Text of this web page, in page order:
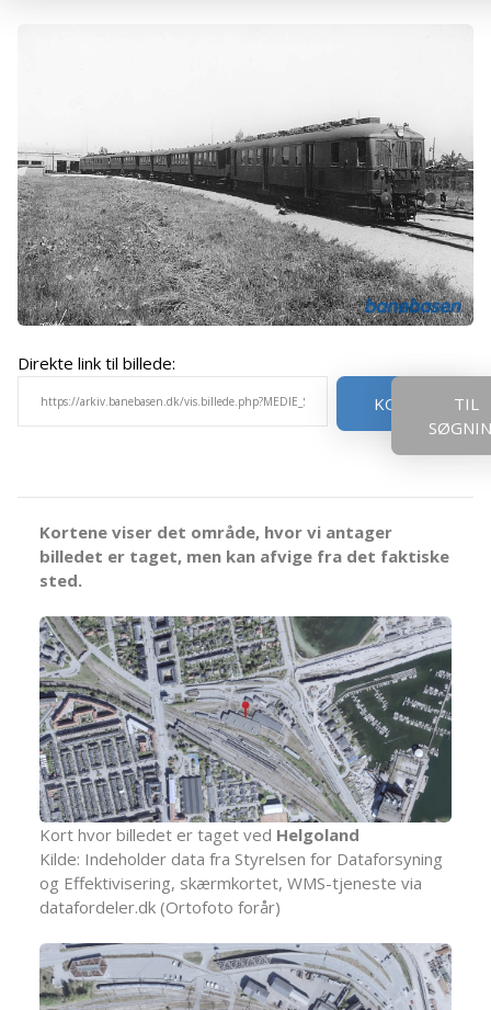
Direkte link til billede:
KOPIER
TIL
Kortene viser det område, hvor vi antager
billedet er taget, men kan afvige fra det faktiske
sted.
Kort hvor billedet er taget ved Helgoland
Kilde: Indeholder data fra Styrelsen for Dataforsyning
og Effektivisering, skærmkortet, WMS-tjeneste via
datafordeler.dk (Ortofoto forår)